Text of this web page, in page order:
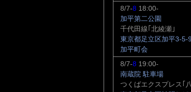
8/7-8 18:00-
加平第二公園
千代田線｢北綾瀬｣
東京都足立区加平3-5-9
加平町会
8/7-8 19:00-
南蔵院 駐車場
つくばエクスプレス｢